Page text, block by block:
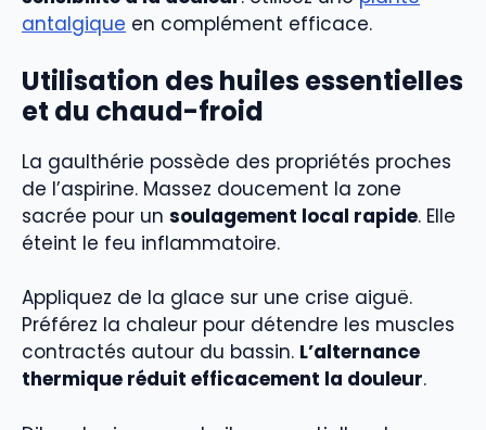
antalgique en complément efficace.
Utilisation des huiles essentielles
et du chaud-froid
La gaulthérie possède des propriétés proches
de l’aspirine. Massez doucement la zone
sacrée pour un soulagement local rapide. Elle
éteint le feu inflammatoire.
Appliquez de la glace sur une crise aiguë.
Préférez la chaleur pour détendre les muscles
contractés autour du bassin. L’alternance
thermique réduit efficacement la douleur.